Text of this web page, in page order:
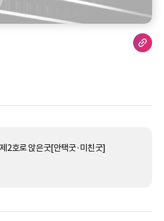
2호로 앉은굿[안택굿·미친굿]